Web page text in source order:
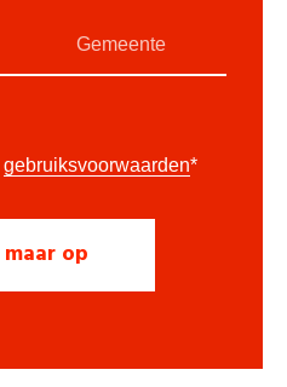
gebruiksvoorwaarden*